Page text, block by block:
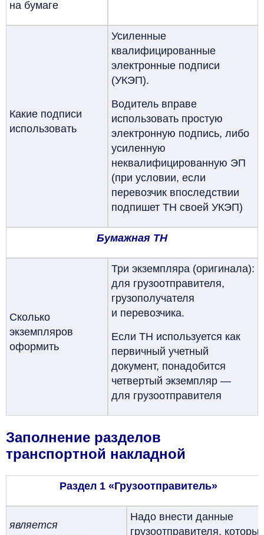
на бумаге
Какие подписи
использовать
Усиленные
квалифицированные
электронные подписи
(УКЭП).
Водитель вправе
использовать простую
электронную подпись, либо
усиленную
неквалифицированную ЭП
(при условии, если
перевозчик впоследствии
подпишет ТН своей УКЭП)
Бумажная ТН
Сколько
экземпляров
оформить
Три экземпляра (оригинала):
для грузоотправителя,
грузополучателя
и перевозчика.
Если ТН используется как
первичный учетный
документ, понадобится
четвертый экземпляр —
для грузоотправителя
Заполнение разделов
транспортной накладной
Раздел 1 «Грузоотправитель»
является
Надо внести данные
грузоотправителя,